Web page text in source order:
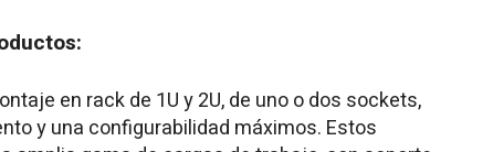
en rack de 1U y 2U, de uno o dos sockets,
y una configurabilidad máximos. Estos